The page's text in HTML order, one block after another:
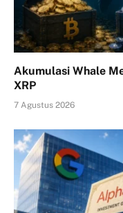
Akumulasi Whale
XRP
7 Agustus 2026